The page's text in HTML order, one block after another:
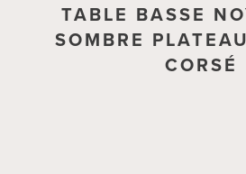
TABLE BASSE
SOMBRE
CORSÉ